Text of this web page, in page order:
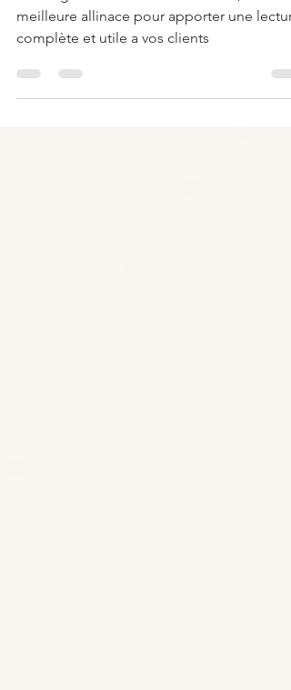
Le Feng Shui et le Qi Men Dun Jia, la
meilleure allinace pour apporter une
complète et utile a vos clients